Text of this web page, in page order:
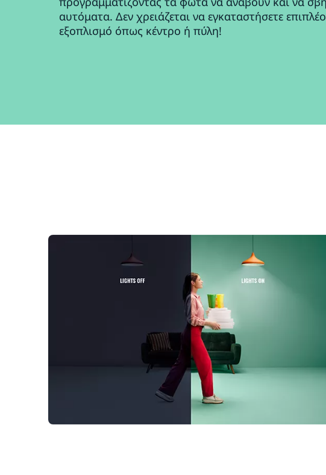
αυτόματα. Δεν χρειάζεται να εγκαταστήσετε
εξοπλισμό όπως κέντρο ή πύλη!